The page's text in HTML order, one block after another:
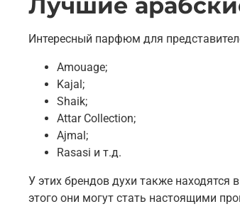
Интересный парфюм для
Amouage;
Kajal;
Shaik;
Attar Collection;
Ajmal;
Rasasi и т.д.
У этих брендов духи также
этого они могут стать настоящими